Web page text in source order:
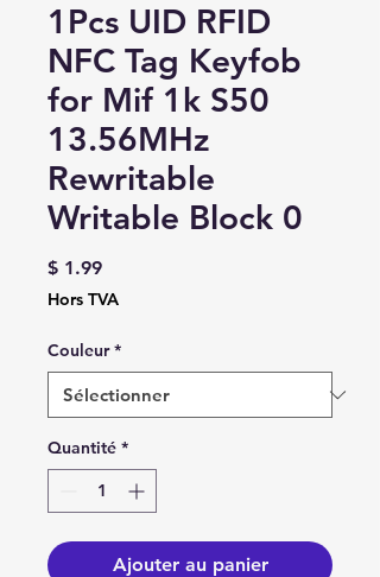
1Pcs UID RFID
NFC Tag Keyfob
for Mif 1k S50
13.56MHz
Rewritable
Writable Block 0
$ 1.99Prix
Hors TVA
Couleur *
Quantité *
Ajouter au panier